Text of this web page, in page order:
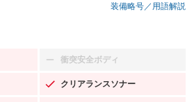
装備略号／用語解説
衝突安全ボディ
：装備なし
クリアランスソナー
：装備あり